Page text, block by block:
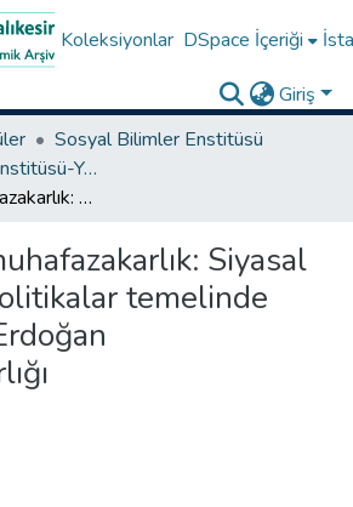
Koleksiyonlar DSpace İçeriği
Giriş
Sosyal Bilimler Enstitüsü
Sosyal Bilimler Enstitüsü-Yüksek Lisans Tezleri
Türkiye'de muhafazakarlık: Siyasal söylem ve politikalar temelinde Erbakan ve Erdoğan muhafazakarlığı
Siyasal
temelinde